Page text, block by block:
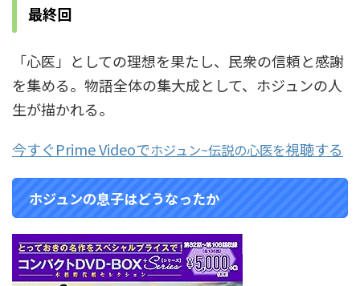
最終回
「心医」としての理想を果たし、民衆の信頼と感謝
を集める。物語全体の集大成として、ホジュンの人
生が描かれる。
今すぐPrime Videoでホジュン~伝説の心医を視聴する
ホジュンの息子はどうなったか